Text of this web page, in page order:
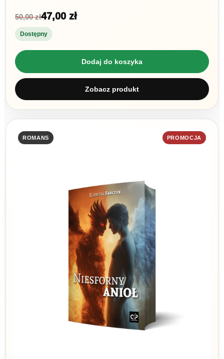
50,00 zł47,00 zł
Dostępny
Dodaj do koszyka
Zobacz produkt
ROMANS PROMOCJA